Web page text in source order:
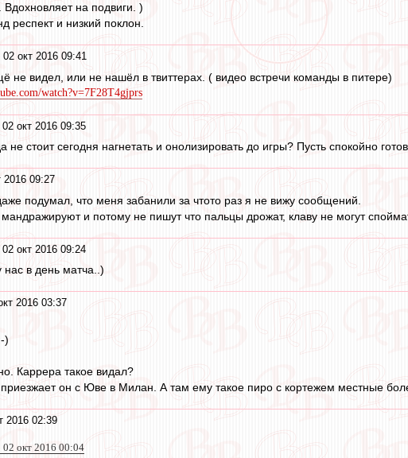
Вдохновляет на подвиги. )
респект и низкий поклон.
02 окт 2016 09:41
не видел, или не нашёл в твиттерах. ( видео встречи команды в питере)
watch?v=7F28T4gjprs
02 окт 2016 09:35
не стоит сегодня нагнетать и онолизировать до игры? Пусть спокойно
2016 09:27
подумал, что меня забанили за чтото раз я не вижу сообщений.
и потому не пишут что пальцы дрожат, клаву не могут
окт 2016 09:24
нас в день матча..)
2016 03:37
)
Каррера такое видал?
он с Юве в Милан. А там ему такое пиро с кортежем местные
2016 02:39
02 окт 2016 00:04